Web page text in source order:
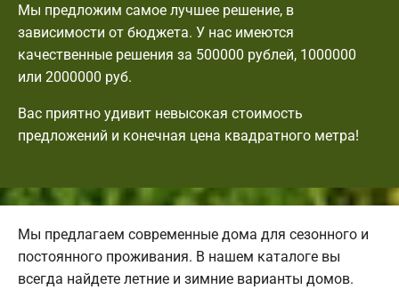
Мы предложим самое лучшее решение, в
зависимости от бюджета. У нас имеются
качественные решения за 500000 рублей, 1000000
или 2000000 руб.
Вас приятно удивит невысокая стоимость
предложений и конечная цена квадратного метра!
Мы предлагаем современные дома для сезонного и
постоянного проживания. В нашем каталоге вы
всегда найдете летние и зимние варианты домов.